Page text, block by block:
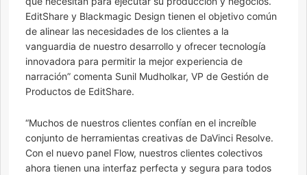
EditShare y Blackmagic Design tienen el objetivo común
de alinear las necesidades de los clientes a la
vanguardia de nuestro desarrollo y ofrecer tecnología
innovadora para permitir la mejor experiencia de
narración” comenta Sunil Mudholkar, VP de Gestión de
Productos de EditShare.
“Muchos de nuestros clientes confían en el increíble
conjunto de herramientas creativas de DaVinci Resolve.
Con el nuevo panel Flow, nuestros clientes colectivos
ahora tienen una interfaz perfecta y segura para todos